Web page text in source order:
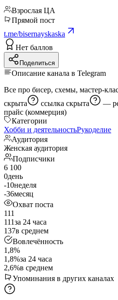
Взрослая ЦА
Прямой пост
t.me/bisernayskaska
Нет баллов
Поделиться
Описание канала в Telegram
скрыта
ссылка скрыта —
прайс (коммерция)
Категории
Хобби и деятельностьРукоделие
Аудитория
Женская аудитория
Подписчики
6 100
0день
-10неделя
-36месяц
Охват поста
111
111за 24 часа
137в среднем
Вовлечённость
1,8%
1,8%за 24 часа
2,6%в среднем
Упоминания в других каналах